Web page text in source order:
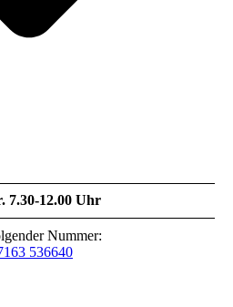
7.30-12.00 Uhr
Nummer:
536640